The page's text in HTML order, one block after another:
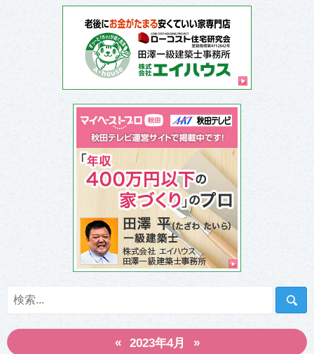
あ
る
住
宅
の
特
徴
解
説
】
間
取
り
暖
房
の
悩
み
、
注
意
点
を
解
« 2023年4月 »